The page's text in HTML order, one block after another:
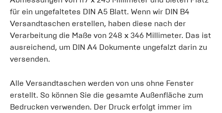
für ein ungefaltetes DIN A5 Blatt. Wenn wir DIN B4
Versandtaschen erstellen, haben diese nach der
Verarbeitung die Maße von 248 x 346 Millimeter. Das ist
ausreichend, um DIN A4 Dokumente ungefalzt darin zu
versenden.
Alle Versandtaschen werden von uns ohne Fenster
erstellt. So können Sie die gesamte Außenfläche zum
Bedrucken verwenden. Der Druck erfolgt immer im